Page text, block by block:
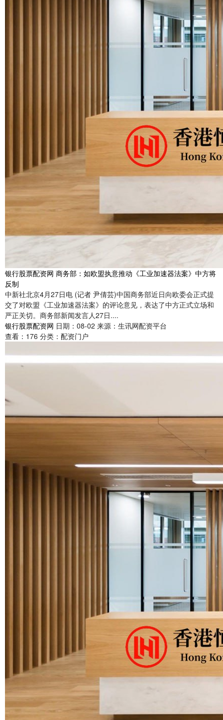
银行股票配资网 商务部：如欧盟执意推动《工业加速器法案》中方将
反制
中新社北京4月27日电 (记者 尹倩芸)中国商务部近日向欧委会正式提
交了对欧盟《工业加速器法案》的评论意见，表达了中方正式立场和
严正关切。商务部新闻发言人27日....
银行股票配资网 日期：08-02 来源：生讯网配资平台
查看： 176 分类： 配资门户